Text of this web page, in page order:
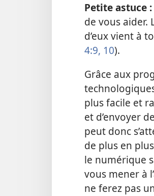
Petite astuce :
de vous aider.
d’eux vient à
4:9, 10).
Grâce aux
plus facile et
et d’envoyer
peut donc
de plus en
le numérique
vous mener à
ne ferez pas